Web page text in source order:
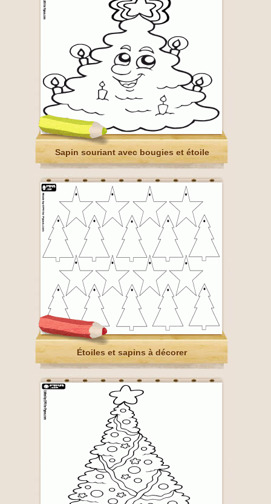
Sapin souriant avec bougies et étoile
Étoiles et sapins à décorer